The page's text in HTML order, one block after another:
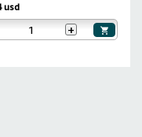
usd
+